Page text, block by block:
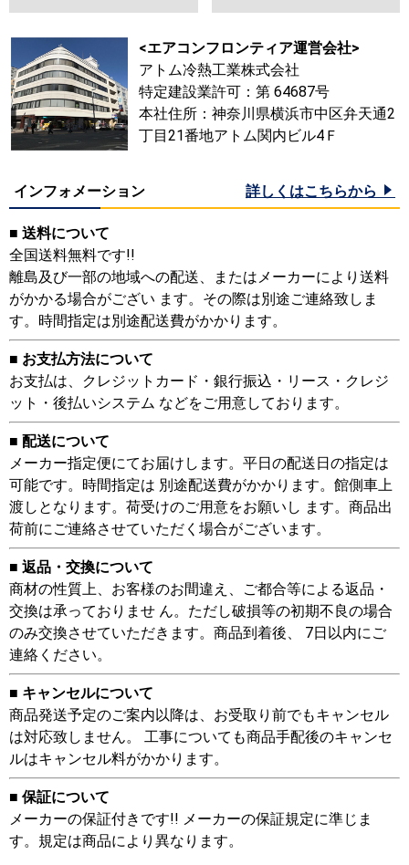
<エアコンフロンティア運営会社>
アトム冷熱工業株式会社
特定建設業許可：第 64687号
本社住所：神奈川県横浜市中区弁天通2
丁目21番地アトム関内ビル4Ｆ
インフォメーション 詳しくはこちらから
■ 送料について
全国送料無料です!!
離島及び一部の地域への配送、またはメーカーにより送料
がかかる場合がござい ます。その際は別途ご連絡致しま
す。時間指定は別途配送費がかかります。
■ お支払方法について
お支払は、クレジットカード・銀行振込・リース・クレジ
ット・後払いシステム などをご用意しております。
■ 配送について
メーカー指定便にてお届けします。平日の配送日の指定は
可能です。時間指定は 別途配送費がかかります。館側車上
渡しとなります。荷受けのご用意をお願いし ます。商品出
荷前にご連絡させていただく場合がございます。
■ 返品・交換について
商材の性質上、お客様のお間違え、ご都合等による返品・
交換は承っておりませ ん。ただし破損等の初期不良の場合
のみ交換させていただきます。商品到着後、 7日以内にご
連絡ください。
■ キャンセルについて
商品発送予定のご案内以降は、お受取り前でもキャンセル
は対応致しません。 工事についても商品手配後のキャンセ
ルはキャンセル料がかかります。
■ 保証について
メーカーの保証付きです!! メーカーの保証規定に準じま
す。規定は商品により異なります。